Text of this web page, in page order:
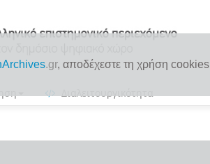
.gr, αποδέχεστε τη χρήση cookies
Διαλειτουργικότητα